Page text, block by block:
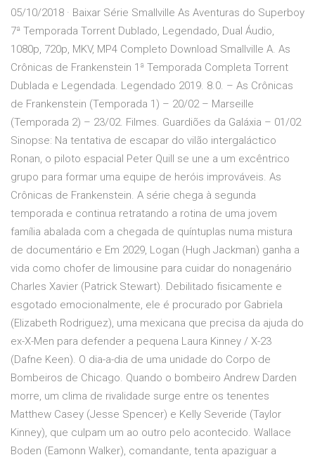
05/10/2018 · Baixar Série Smallville As Aventuras do Superboy
7ª Temporada Torrent Dublado, Legendado, Dual Áudio,
1080p, 720p, MKV, MP4 Completo Download Smallville A. As
Crônicas de Frankenstein 1ª Temporada Completa Torrent
Dublada e Legendada. Legendado 2019. 8.0. – As Crônicas
de Frankenstein (Temporada 1) – 20/02 – Marseille
(Temporada 2) – 23/02. Filmes. Guardiões da Galáxia – 01/02
Sinopse: Na tentativa de escapar do vilão intergaláctico
Ronan, o piloto espacial Peter Quill se une a um excêntrico
grupo para formar uma equipe de heróis improváveis. As
Crônicas de Frankenstein. A série chega à segunda
temporada e continua retratando a rotina de uma jovem
família abalada com a chegada de quíntuplas numa mistura
de documentário e Em 2029, Logan (Hugh Jackman) ganha a
vida como chofer de limousine para cuidar do nonagenário
Charles Xavier (Patrick Stewart). Debilitado fisicamente e
esgotado emocionalmente, ele é procurado por Gabriela
(Elizabeth Rodriguez), uma mexicana que precisa da ajuda do
ex-X-Men para defender a pequena Laura Kinney / X-23
(Dafne Keen). O dia-a-dia de uma unidade do Corpo de
Bombeiros de Chicago. Quando o bombeiro Andrew Darden
morre, um clima de rivalidade surge entre os tenentes
Matthew Casey (Jesse Spencer) e Kelly Severide (Taylor
Kinney), que culpam um ao outro pelo acontecido. Wallace
Boden (Eamonn Walker), comandante, tenta apaziguar a